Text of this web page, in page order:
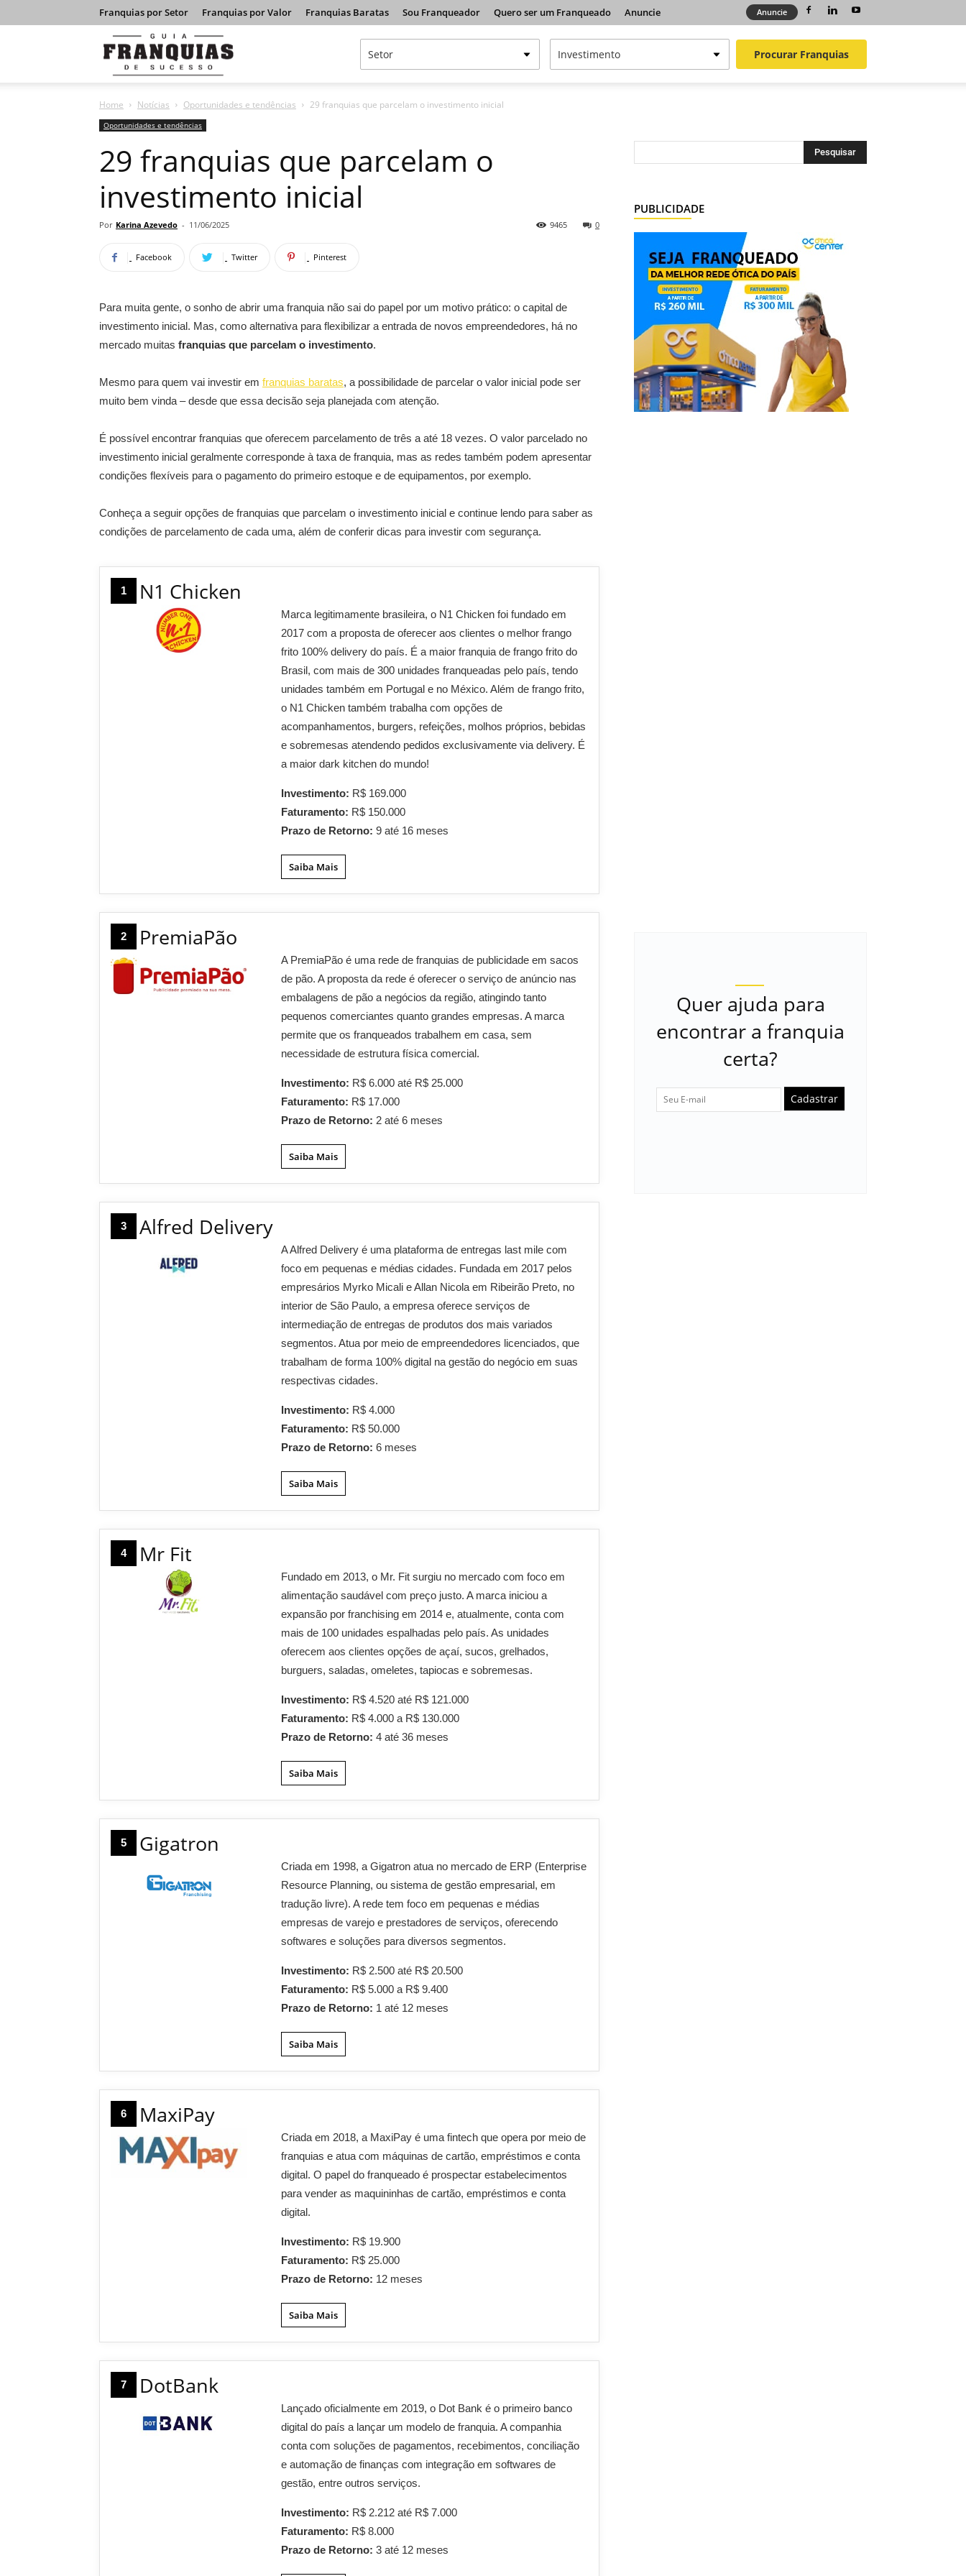
Franquias por Setor Franquias por Valor Franquias Baratas Sou Franqueador Quero ser um Franqueado Anuncie Anuncie
Franquias
de
Procurar Franquias
Home Notícias Oportunidades e tendências 29 franquias que parcelam o investimento inicial
Oportunidades e tendências
29 franquias que parcelam o
investimento inicial
Por Karina Azevedo - 11/06/2025 0
9465
Facebook Twitter Pinterest
Para muita gente, o sonho de abrir uma franquia não sai do papel por um motivo prático: o capital de
investimento inicial. Mas, como alternativa para flexibilizar a entrada de novos empreendedores, há no
mercado muitas franquias que parcelam o investimento.
Mesmo para quem vai investir em franquias baratas, a possibilidade de parcelar o valor inicial pode ser
muito bem vinda – desde que essa decisão seja planejada com atenção.
É possível encontrar franquias que oferecem parcelamento de três a até 18 vezes. O valor parcelado no
investimento inicial geralmente corresponde à taxa de franquia, mas as redes também podem apresentar
condições flexíveis para o pagamento do primeiro estoque e de equipamentos, por exemplo.
Conheça a seguir opções de franquias que parcelam o investimento inicial e continue lendo para saber as
condições de parcelamento de cada uma, além de conferir dicas para investir com segurança.
1 N1 Chicken
Marca legitimamente brasileira, o N1 Chicken foi fundado em
2017 com a proposta de oferecer aos clientes o melhor frango
frito 100% delivery do país. É a maior franquia de frango frito do
Brasil, com mais de 300 unidades franqueadas pelo país, tendo
unidades também em Portugal e no México. Além de frango frito,
o N1 Chicken também trabalha com opções de
acompanhamentos, burgers, refeições, molhos próprios, bebidas
e sobremesas atendendo pedidos exclusivamente via delivery. É
a maior dark kitchen do mundo!
Investimento: R$ 169.000
Faturamento: R$ 150.000
Prazo de Retorno:9 até 16 meses
Saiba Mais
2 PremiaPão
A PremiaPão é uma rede de franquias de publicidade em sacos
de pão. A proposta da rede é oferecer o serviço de anúncio nas
embalagens de pão a negócios da região, atingindo tanto
pequenos comerciantes quanto grandes empresas. A marca
permite que os franqueados trabalhem em casa, sem
necessidade de estrutura física comercial.
Investimento: R$ 6.000 até R$ 25.000
Faturamento: R$ 17.000
Prazo de Retorno: 2 até 6 meses
Saiba Mais
3 Alfred Delivery
A Alfred Delivery é uma plataforma de entregas last mile com
foco em pequenas e médias cidades. Fundada em 2017 pelos
empresários Myrko Micali e Allan Nicola em Ribeirão Preto, no
interior de São Paulo, a empresa oferece serviços de
intermediação de entregas de produtos dos mais variados
segmentos. Atua por meio de empreendedores licenciados, que
trabalham de forma 100% digital na gestão do negócio em suas
respectivas cidades.
Investimento: R$ 4.000
Faturamento: R$ 50.000
Prazo de Retorno:6 meses
Saiba Mais
4 Mr Fit
Fundado em 2013, o Mr. Fit surgiu no mercado com foco em
alimentação saudável com preço justo. A marca iniciou a
expansão por franchising em 2014 e, atualmente, conta com
mais de 100 unidades espalhadas pelo país. As unidades
oferecem aos clientes opções de açaí, sucos, grelhados,
burguers, saladas, omeletes, tapiocas e sobremesas.
Investimento: R$ 4.520 até R$ 121.000
Faturamento: R$ 4.000 a R$ 130.000
Prazo de Retorno:4 até 36 meses
Saiba Mais
5 Gigatron
Criada em 1998, a Gigatron atua no mercado de ERP (Enterprise
Resource Planning, ou sistema de gestão empresarial, em
tradução livre). A rede tem foco em pequenas e médias
empresas de varejo e prestadores de serviços, oferecendo
softwares e soluções para diversos segmentos.
Investimento: R$ 2.500 até R$ 20.500
Faturamento: R$ 5.000 a R$ 9.400
Prazo de Retorno: 1 até 12 meses
Saiba Mais
6 MaxiPay
Criada em 2018, a MaxiPay é uma fintech que opera por meio de
franquias e atua com máquinas de cartão, empréstimos e conta
digital. O papel do franqueado é prospectar estabelecimentos
para vender as maquininhas de cartão, empréstimos e conta
digital.
Investimento: R$ 19.900
Faturamento: R$ 25.000
Prazo de Retorno: 12 meses
Saiba Mais
7 DotBank
Lançado oficialmente em 2019, o Dot Bank é o primeiro banco
digital do país a lançar um modelo de franquia. A companhia
conta com soluções de pagamentos, recebimentos, conciliação
e automação de finanças com integração em softwares de
gestão, entre outros serviços.
Investimento: R$ 2.212 até R$ 7.000
Faturamento: R$ 8.000
Prazo de Retorno:3 até 12 meses
PUBLICIDADE
Quer ajuda para
encontrar a franquia
certa?
Cadastrar